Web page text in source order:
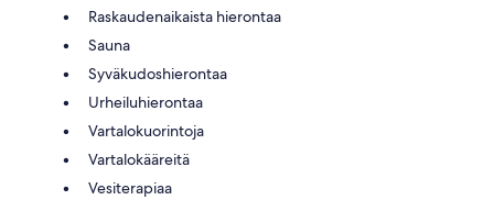
Raskaudenaikaista hierontaa
Sauna
Syväkudoshierontaa
Urheiluhierontaa
Vartalokuorintoja
Vartalokääreitä
Vesiterapiaa